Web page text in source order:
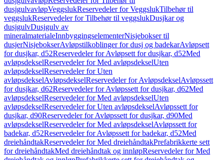
dusjgulvavløpVeggslukReservedeler for VeggslukTilbehør til
veggslukReservedeler for Tilbehør til veggslukDusjkar og
dusjgulvDusjgulv av
mineralmaterialeInnbyggingselementerNisjebokser til
dusjerNisjebokserAvløpstilkoblinger for dusj og badekarAvløpsett
for dusjkar, d52Reservedeler for Avløpsett for dusjkar, d52Med
avløpsdekselReservedeler for Med avløpsdekselUten
avløpsdekselReservedeler for Uten
avløpsdekselAvløpsdekselReservedeler for AvløpsdekselAvløpssett
for dusjkar, d62Reservedeler for Avløpssett for dusjkar, d62Med
avløpsdekselReservedeler for Med avløpsdekselUten
avløpsdekselReservedeler for Uten avløpsdekselAvløpssett for
dusjkar, d90Reservedeler for Avløpssett for dusjkar, d90Med
avløpsdekselReservedeler for Med avløpsdekselAvløpssett for
badekar, d52Reservedeler for Avløpssett for badekar, d52Med
dreiehåndtakReservedeler for Med dreiehåndtakPrefabrikkerte sett
for dreiehåndtakMed dreiehåndtak og innløpReservedeler for Med